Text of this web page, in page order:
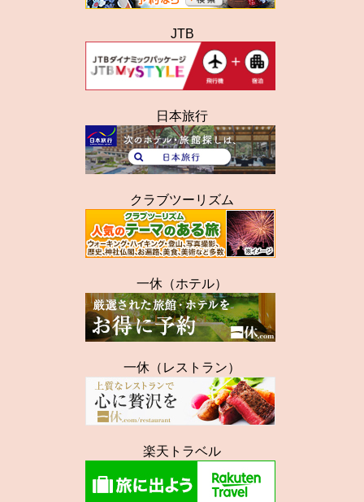
JTB
日本旅行
クラブツーリズム
一休（ホテル）
一休（レストラン）
楽天トラベル